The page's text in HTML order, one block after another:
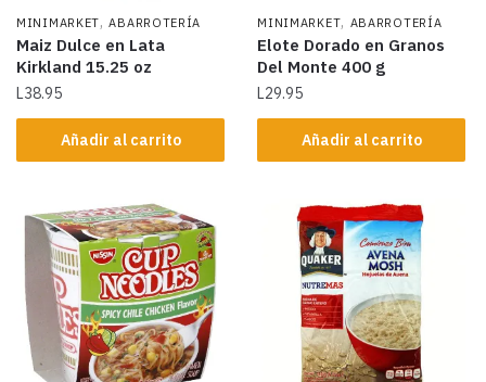
MINIMARKET,ABARROTERÍA
Maiz Dulce en Lata
Kirkland 15.25 oz
L38.95
Añadir al carrito
MINIMARKET, ABARROTERÍA
Elote Dorado en Granos
Del Monte 400 g
L29.95
Añadir al carrito